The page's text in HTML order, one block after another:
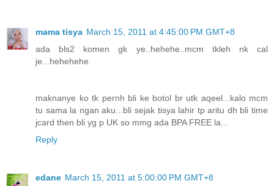
mama tisya March 15, 2011 at 4:45:00 PM GMT+8
ada bls2 komen gk ye..hehehe..mcm tkleh nk cal
je...hehehehe
maknanye ko tk pernh bli ke botol br utk aqeel...kalo mcm
tu sama la ngan aku...bli sejak tisya lahir tp aritu dh bli time
jcard then bli yg p UK so mmg ada BPA FREE la...
Reply
edane March 15, 2011 at 5:00:00 PM GMT+8